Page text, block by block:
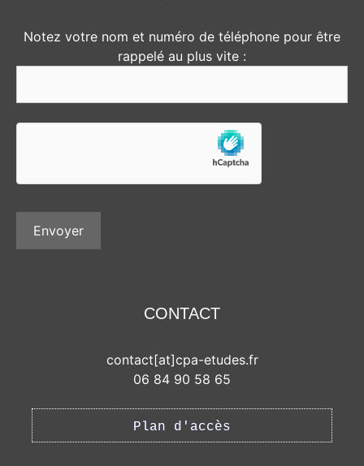
Notez votre nom et numéro de téléphone pour être
rappelé au plus vite :
CONTACT
contact[at]cpa-etudes.fr
06 84 90 58 65
Plan d'accès